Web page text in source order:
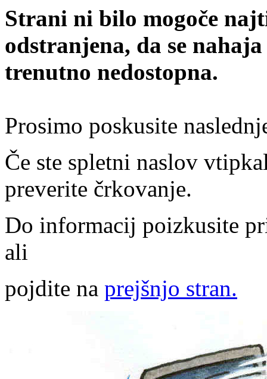
Strani ni bilo mogoče
odstranjena, da se
trenutno nedostopna.
Prosimo poskusite
Če ste spletni naslov
preverite črkovanje.
Do informacij poizkusite
ali
pojdite na prejšnjo stran.